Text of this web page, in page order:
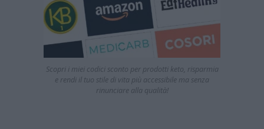
Scopri i miei codici sconto per prodotti keto, risparmia
e rendi il tuo stile di vita più accessibile ma senza
rinunciare alla qualità!